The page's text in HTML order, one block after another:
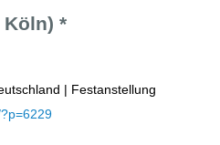
*
| Festanstellung